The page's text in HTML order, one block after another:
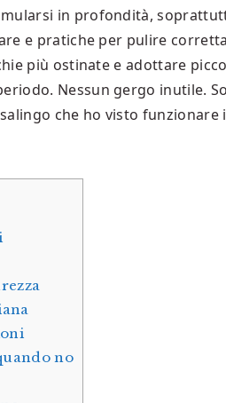
in profondità,
e pratiche per pulire
più ostinate e adottare
Nessun gergo inutile.
che ho visto funzionare
no